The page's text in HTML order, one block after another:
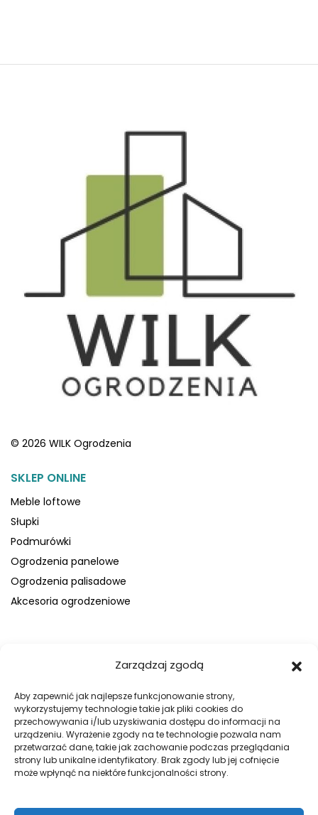
Zarządzaj zgodą
Aby zapewnić jak najlepsze funkcjonowanie strony,
wykorzystujemy technologie takie jak pliki cookies do
przechowywania i/lub uzyskiwania dostępu do informacji na
urządzeniu. Wyrażenie zgody na te technologie pozwala nam
przetwarzać dane, takie jak zachowanie podczas przeglądania
strony lub unikalne identyfikatory. Brak zgody lub jej cofnięcie
może wpłynąć na niektóre funkcjonalności strony.
© 2026 WILK Ogrodzenia
SKLEP ONLINE
Meble loftowe
Słupki
Podmurówki
Ogrodzenia panelowe
Ogrodzenia palisadowe
Akcesoria ogrodzeniowe
Blog
Kontakt
Galeria
Regulamin
Polityka prywatności